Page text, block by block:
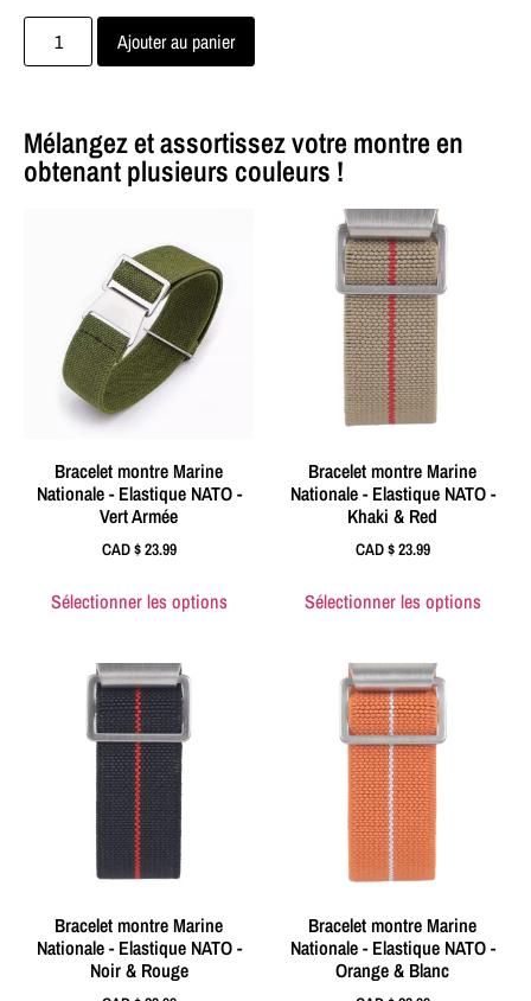
Ajouter au panier
Mélangez et assortissez votre montre en
obtenant plusieurs couleurs !
Bracelet montre Marine
Nationale - Elastique NATO -
Vert Armée
CAD $23.99
Sélectionner les options
Bracelet montre Marine
Nationale - Elastique NATO -
Khaki & Red
CAD $23.99
Sélectionner les options
Bracelet montre Marine
Nationale - Elastique NATO -
Noir & Rouge
Bracelet montre Marine
Nationale - Elastique NATO -
Orange & Blanc